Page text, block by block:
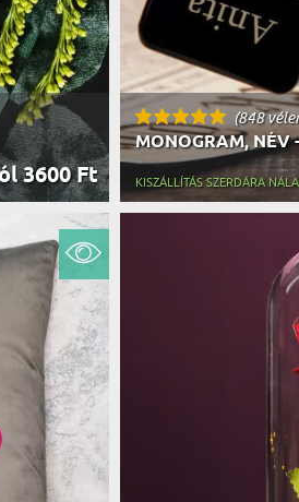
3600 Ft
(848
MONOGRAM, NÉV
KISZÁLLÍTÁS SZERDÁRA